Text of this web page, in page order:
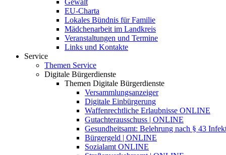
EU-Charta
Lokales Bündnis für Familie
Mädchenarbeit im Landkreis
Veranstaltungen und Termine
Links und Kontakte
Service
Themen Service
Digitale Bürgerdienste
Themen Digitale Bürgerdienste
Versammlungsanzeiger
Digitale Einbürgerung
Waffenrechtliche Erlaubnisse ONLINE
Gutachterausschuss | ONLINE
Gesundheitsamt: Belehrung nach § 43
Bürgergeld | ONLINE
Sozialamt ONLINE